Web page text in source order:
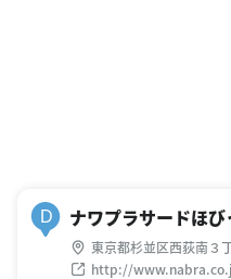
D ナワプラサードほ
東京都杉並区西荻南３
http://